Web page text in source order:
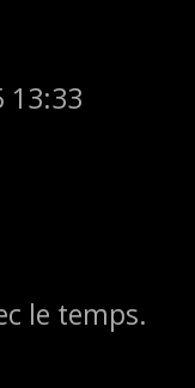
13:33
le temps.